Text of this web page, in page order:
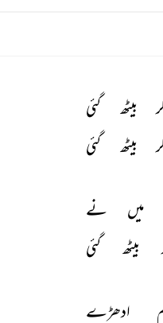
بیٹھ
گئی
بیٹھ گئی
میں
نے
بیٹھ گئی
ادھڑے